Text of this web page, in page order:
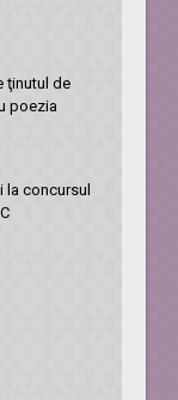
ţinutul de
poezia
concursul